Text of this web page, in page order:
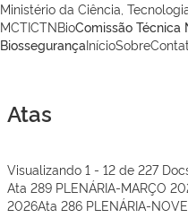
Ministério da Ciência,
MCTICTNBioComissão Técnica
BiossegurançaInícioSobre
Atas
Visualizando 1 - 12 de 227
Ata 289 PLENÁRIA-MARÇO
2026Ata 286 PLENÁRIA-